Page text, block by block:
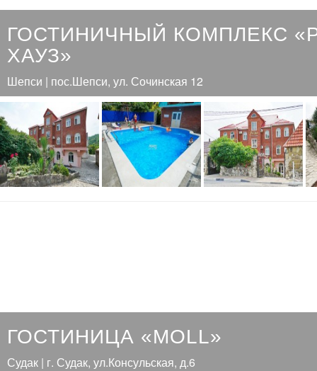
ГОСТИНИЧНЫЙ КОМПЛЕКС
ХАУЗ»
Шепси | пос.Шепси, ул. Сочинская 12
ГОСТИНИЦА «MOLL»
Судак | г. Судак, ул.Консульская, д.6